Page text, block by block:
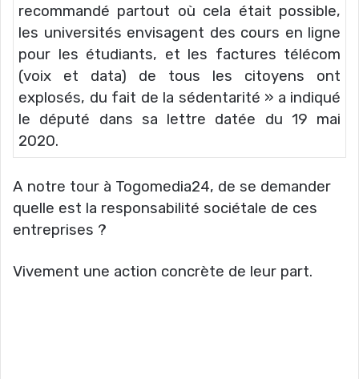
recommandé partout où cela était possible,
les universités envisagent des cours en ligne
pour les étudiants, et les factures télécom
(voix et data) de tous les citoyens ont
explosés, du fait de la sédentarité » a indiqué
le député dans sa lettre datée du 19 mai
2020.
A notre tour à Togomedia24, de se demander
quelle est la responsabilité sociétale de ces
entreprises ?
Vivement une action concrète de leur part.